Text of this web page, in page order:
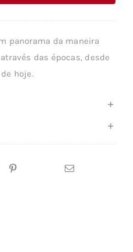
panorama da maneira
das épocas, desde
hoje.